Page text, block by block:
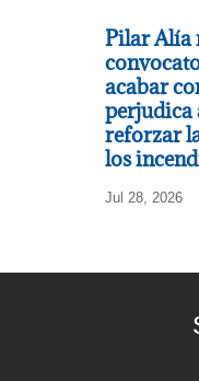
Pilar Alía
acabar
perjudica
reforzar
los
Jul 28, 2026